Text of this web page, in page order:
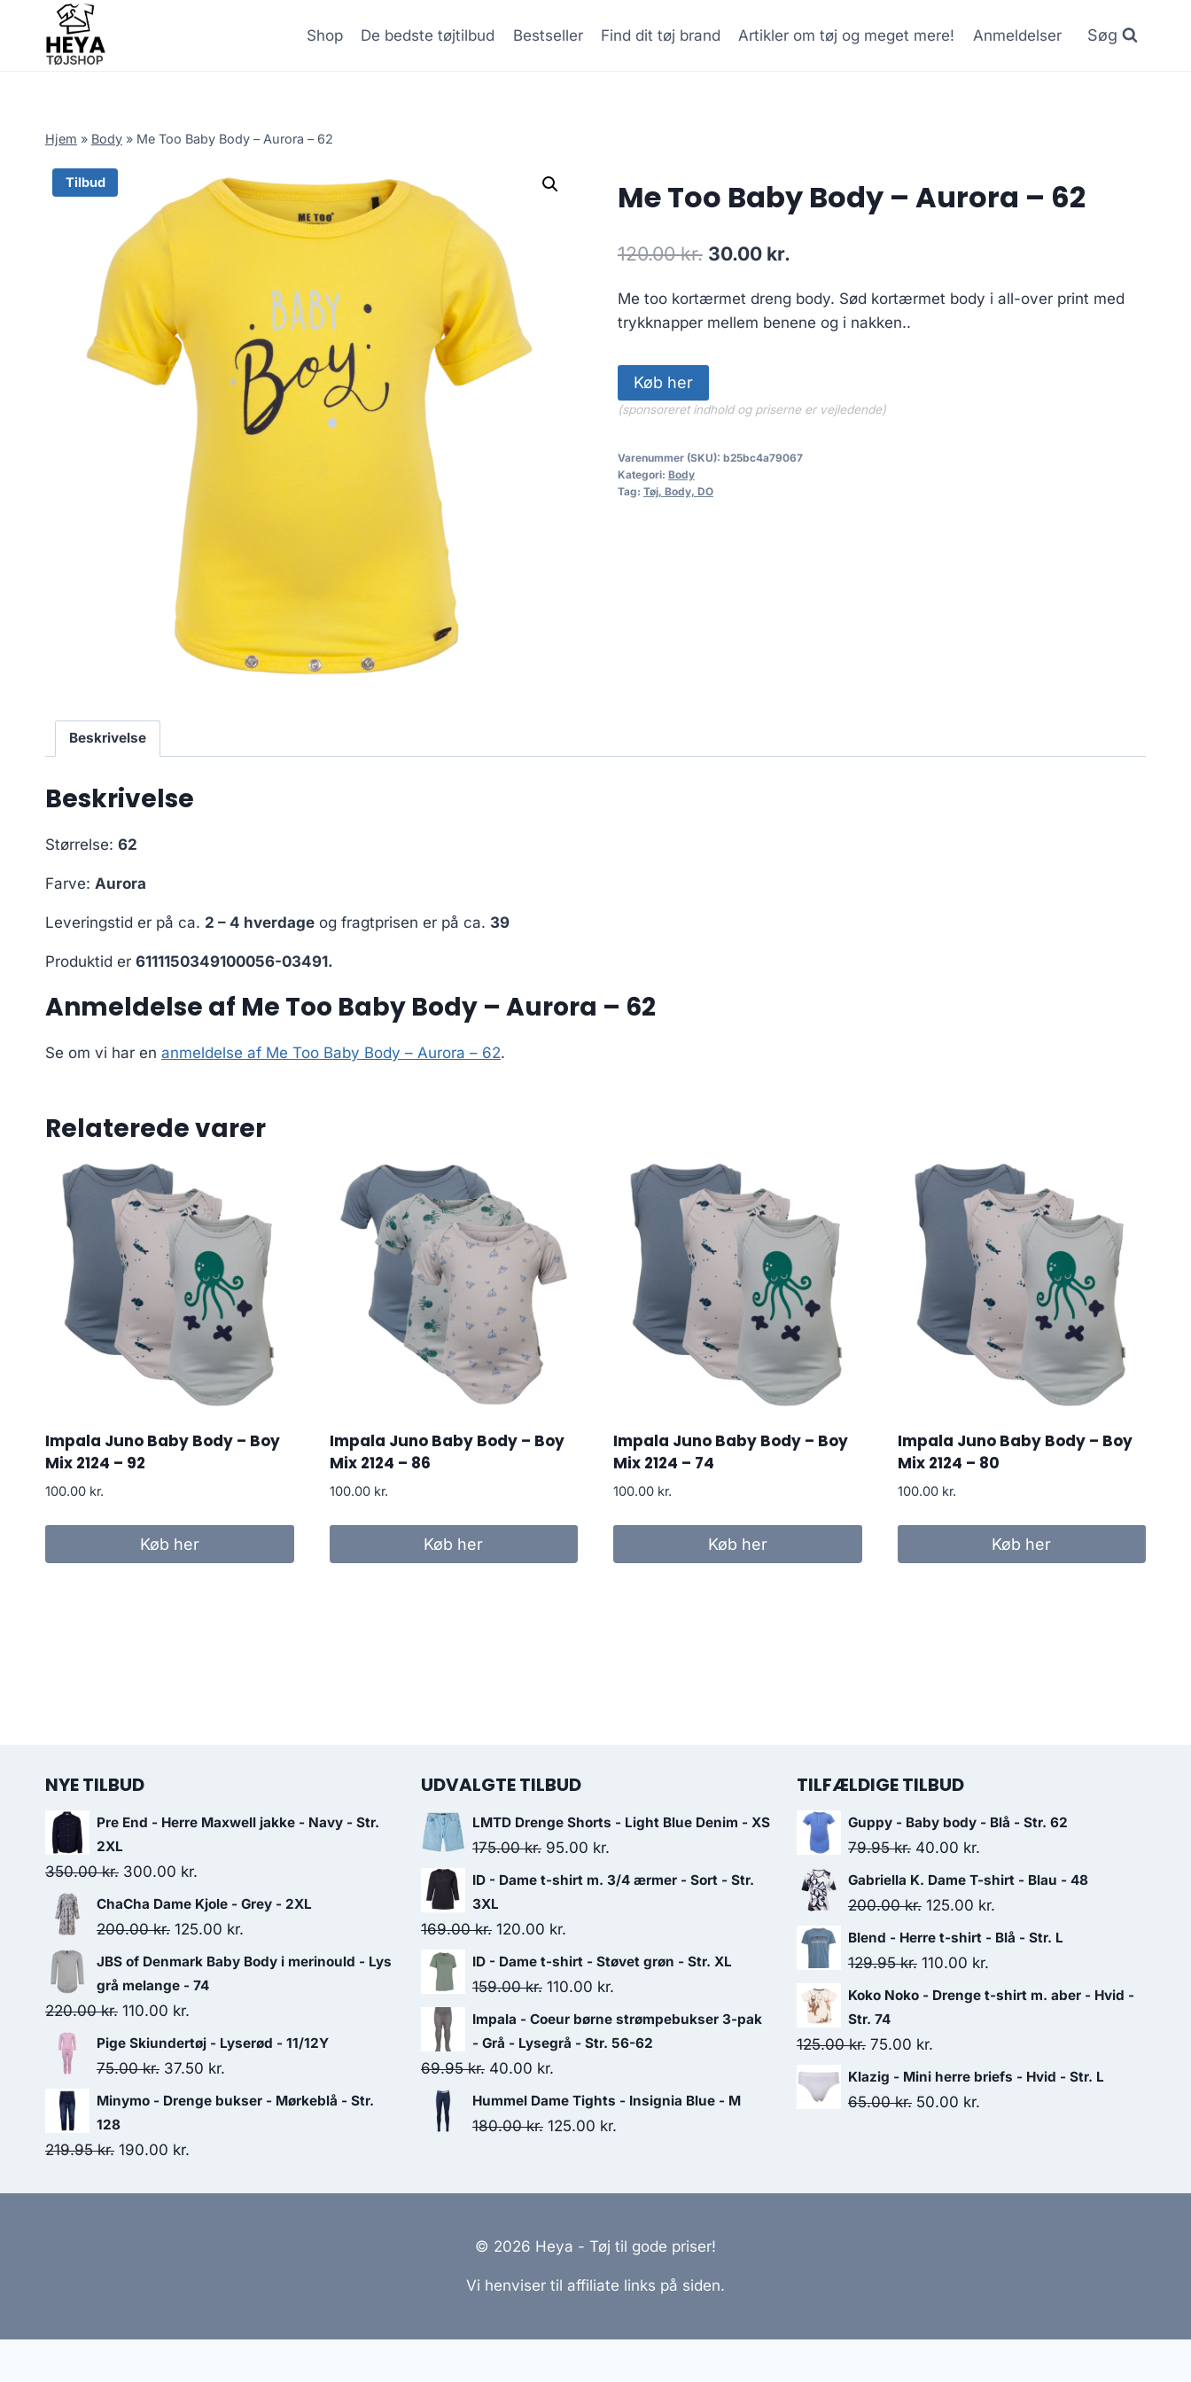
content
Shop De bedste tøjtilbud Bestseller Find dit tøj brand Artikler om tøj og meget mere! Anmeldelser Søg
Hjem » Body » Me Too Baby Body – Aurora – 62
Tilbud Me Too Baby Body – Aurora – 62
120.00kr. Original
was:
30.00 kr.
is:
Me too kortærmet dreng body. Sød kortærmet body i all-over print med
trykknapper mellem benene og i nakken..
Køb her
(sponsoreret indhold og priserne er vejledende)
Varenummer (SKU): b25bc4a79067
Kategori: Body
Tag: Tøj, Body, DO
Beskrivelse
Beskrivelse
Størrelse: 62
Farve: Aurora
Leveringstid er på ca. 2 – 4 hverdage og fragtprisen er på ca. 39
Produktid er 6111150349100056-03491.
Anmeldelse af Me Too Baby Body – Aurora – 62
Se om vi har en anmeldelse af Me Too Baby Body – Aurora – 62.
Relaterede varer
Impala Juno Baby Body – Boy
Mix 2124 – 92
100.00 kr.
Køb her
Impala Juno Baby Body – Boy
Mix 2124 – 86
100.00 kr.
Køb her
Impala Juno Baby Body – Boy
Mix 2124 – 74
100.00 kr.
Køb her
Impala Juno Baby Body – Boy
Mix 2124 – 80
100.00 kr.
Køb her
NYE TILBUD
Pre End - Herre Maxwell jakke - Navy - Str.
2XL
350.00kr. Original
price
was:
300.00 kr.
price
is:
ChaCha Dame Kjole - Grey - 2XL
200.00kr. Original
price
was:
200.00 kr..
125.00 kr.
price
JBS of Denmark Baby Body i merinould - Lys
grå melange - 74
220.00kr. Original
price
was:
110.00 kr.
price
is:
Pige Skiundertøj - Lyserød - 11/12Y
75.00kr. Original
price
75.00 kr..
37.50 kr.
price
Minymo - Drenge bukser - Mørkeblå - Str.
128
219.95kr. Original
190.00 kr.
UDVALGTE TILBUD
LMTD Drenge Shorts - Light Blue Denim - XS
175.00kr. Original
price
175.00 kr..
95.00 kr.
price
ID - Dame t-shirt m. 3/4 ærmer - Sort - Str.
3XL
169.00kr. Original
price
was:
120.00 kr.
price
is:
ID - Dame t-shirt - Støvet grøn - Str. XL
159.00kr. Original
price
was:
159.00 kr..
110.00 kr.
price
is:
Impala - Coeur børne strømpebukser 3-pak
- Grå - Lysegrå - Str. 56-62
69.95kr. Original
price
was:
40.00 kr.
price
is:
Hummel Dame Tights - Insignia Blue - M
180.00kr. Original
125.00 kr.
TILFÆLDIGE TILBUD
Guppy - Baby body - Blå - Str. 62
79.95kr. Original
price
was:
40.00 kr.
price
is:
40.00 kr..
Gabriella K. Dame T-shirt - Blau - 48
200.00kr. Original
price
was:
125.00 kr.
price
Blend - Herre t-shirt - Blå - Str. L
129.95kr. Original
price
129.95 kr..
110.00 kr.
price
Koko Noko - Drenge t-shirt m. aber - Hvid -
Str. 74
125.00kr. Original
price
was:
75.00 kr.
price
is:
Klazig - Mini herre briefs - Hvid - Str. L
65.00kr. Original
50.00 kr.
© 2026 Heya - Tøj til gode priser!
Vi henviser til affiliate links på siden.